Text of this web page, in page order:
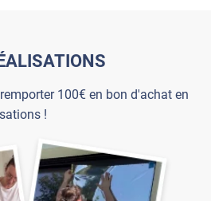
100€ en bon d'achat en
!